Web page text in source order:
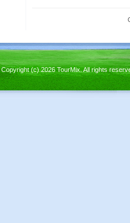
Copyright (c) 2026 TourMix. All rights